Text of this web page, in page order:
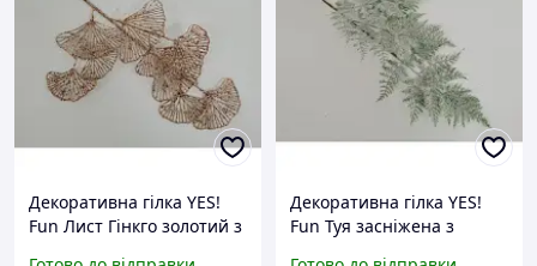
Декоративна гілка YES!
Fun Лист Гінкго золотий з
Декоративна гілка YES!
Fun Туя засніжена з